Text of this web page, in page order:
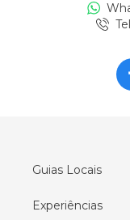
Guias Locais
Experiências